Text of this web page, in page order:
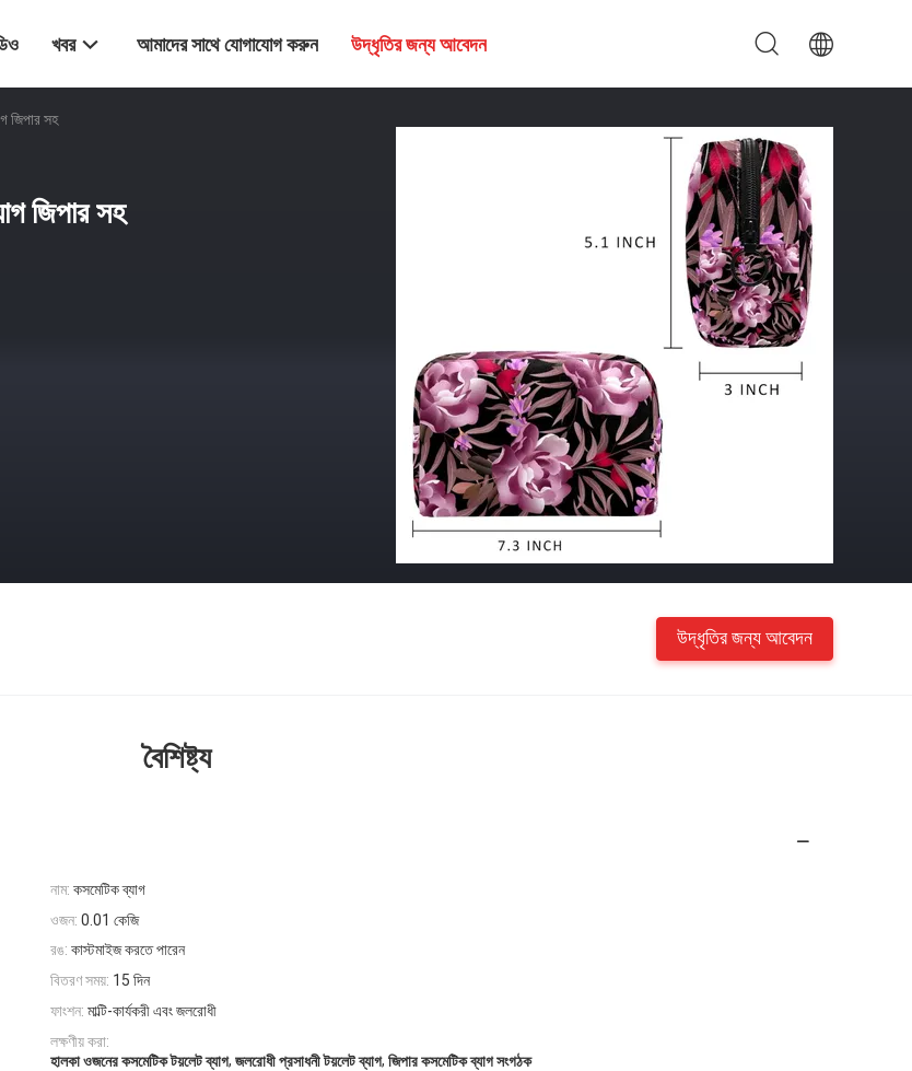
খবর আমাদের সাথে যোগাযোগ করুন উদ্ধৃতির জন্য আবেদন
জিপার সহ
জিপার সহ
উদ্ধৃতির জন্য আবেদন
বৈশিষ্ট্য
নাম: কসমেটিক ব্যাগ
ওজন: 0.01 কেজি
রঙ: কাস্টমাইজ করতে পারেন
বিতরণ সময়: 15 দিন
ফাংশন: মাল্টি-কার্যকরী এবং জলরোধী
লক্ষণীয় করা:
হালকা ওজনের কসমেটিক টয়লেট ব্যাগ, জলরোধী প্রসাধনী টয়লেট ব্যাগ, জিপার কসমেটিক ব্যাগ সংগঠক